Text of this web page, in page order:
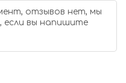
отзывов нет, мы
если вы напишите